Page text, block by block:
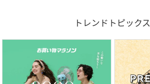
トレンドトピックス